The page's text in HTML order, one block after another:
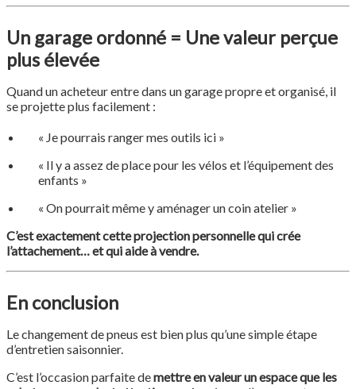
Un garage ordonné = Une valeur perçue
plus élevée
Quand un acheteur entre dans un garage propre et organisé, il
se projette plus facilement :
« Je pourrais ranger mes outils ici »
« Il y a assez de place pour les vélos et l’équipement des
enfants »
« On pourrait même y aménager un coin atelier »
C’est exactement cette projection personnelle qui crée
l’attachement… et qui aide à vendre.
En conclusion
Le changement de pneus est bien plus qu’une simple étape
d’entretien saisonnier.
C’est l’occasion parfaite demettre en valeur un espace que les